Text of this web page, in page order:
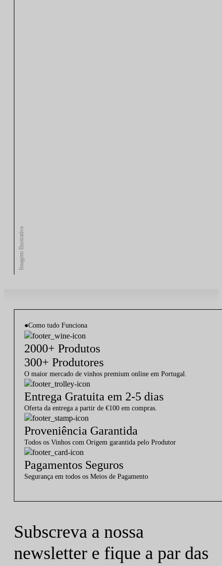
Imagem Ilustrativa
●Como tudo Funciona
2000+ Produtos
300+ Produtores
O maior mercado de vinhos premium online em Portugal.
Entrega Gratuita em 2-5 dias
Oferta da entrega a partir de €100 em compras.
Proveniência Garantida
Todos os Vinhos com Origem garantida pelo Produtor
Pagamentos Seguros
Segurança em todos os Meios de Pagamento
Subscreva a nossa
newsletter e fique a par das